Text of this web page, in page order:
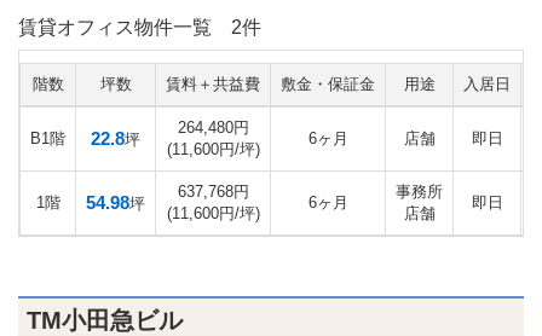
賃貸オフィス物件一覧 2件
階数 坪数 賃料＋共益費 敷金・保証金 用途 入居日
B1階 22.8坪
264,480円
(11,600円/坪)
6ヶ月 店舗 即日
1階 54.98坪
637,768円
(11,600円/坪)
6ヶ月
事務所
店舗
即日
TM小田急ビル